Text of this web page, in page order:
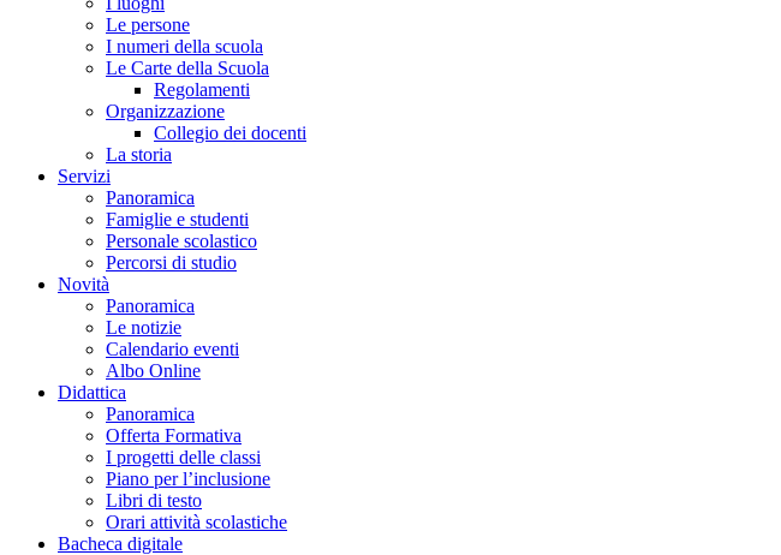
Le persone
I numeri della scuola
Le Carte della Scuola
Regolamenti
Organizzazione
Collegio dei docenti
La storia
Servizi
Panoramica
Famiglie e studenti
Personale scolastico
Percorsi di studio
Novità
Panoramica
Le notizie
Calendario eventi
Albo Online
Didattica
Panoramica
Offerta Formativa
I progetti delle classi
Piano per l’inclusione
Libri di testo
Orari attività scolastiche
Bacheca digitale